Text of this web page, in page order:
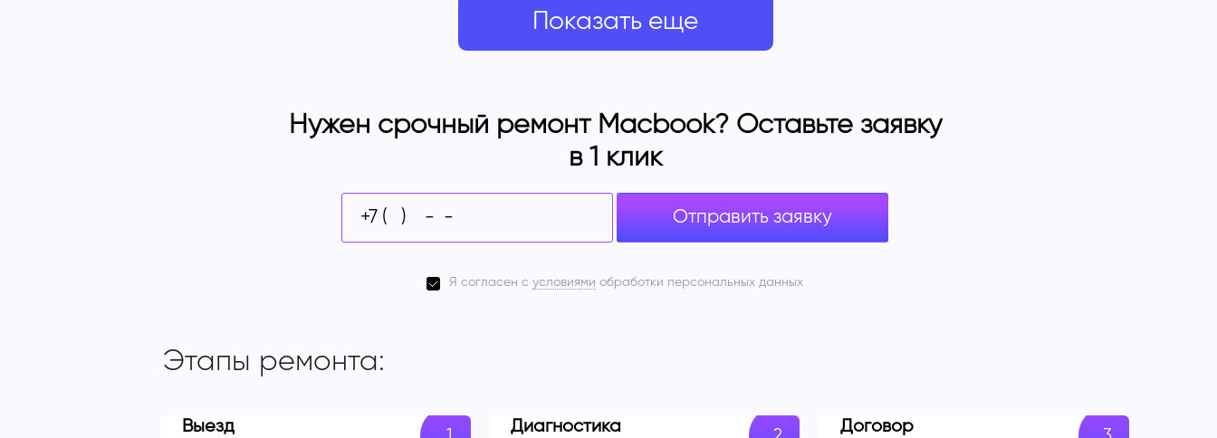
Показать еще
Нужен срочный ремонт Macbook? Оставьте заявку
в 1 клик
Отправить заявку
Я согласен сусловиями обработки персональных данных
Этапы ремонта:
Выезд Диагностика Договор